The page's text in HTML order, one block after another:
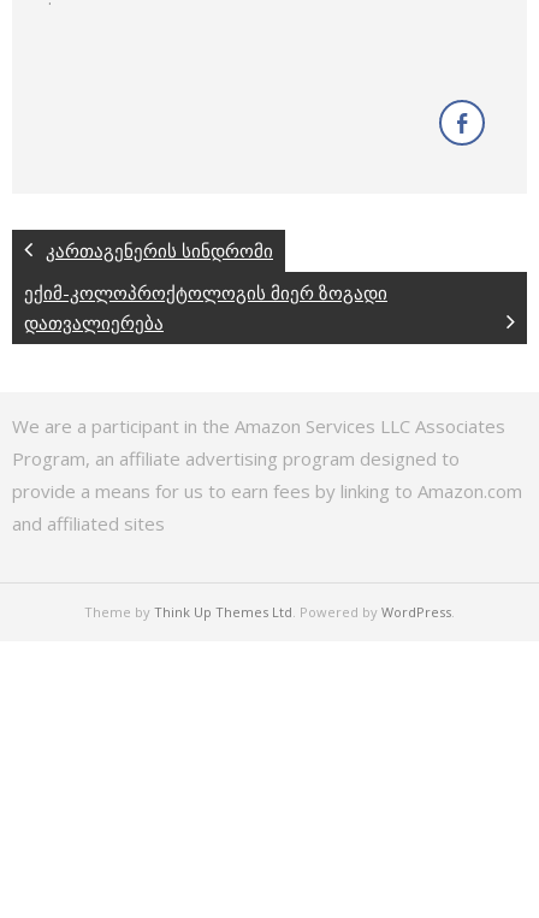
კართაგენერის სინდრომი
ექიმ-კოლოპროქტოლოგის მიერ ზოგადი
დათვალიერება
We are a participant in the Amazon Services LLC Associates
Program, an affiliate advertising program designed to
provide a means for us to earn fees by linking to Amazon.com
and affiliated sites
Theme by Think Up Themes Ltd. Powered by WordPress.